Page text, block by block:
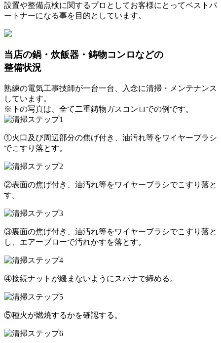
設置や整備点検に関するプロとしてお客様にとってベストパ
ートナーになる事を目的としています。
当店の鍋・炊飯器・鋳物コンロなどの
整備状況
熟練の電気工事技師が一台一台、入念に清掃・メンテナンス
しています。
※下の写真は、全て二重鋳物ガスコンロでの例です。
①火口及び周辺部分の焦げ付き、油汚れ等をワイヤーブラシ
でこすり落とす。
②表面の焦げ付き、油汚れ等をワイヤーブラシでこすり落と
す。
③裏面の焦げ付き、油汚れ等をワイヤーブラシでこすり落と
し、エアーブローで汚れかすを落とす。
④接続ナットが緩まないようにスパナで締める。
⑤種火が燃焼するかを確認する。